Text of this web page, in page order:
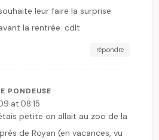
leur faire la surprise
la rentrée. cdlt
répondre
PONDEUSE
at 08:15
petite on allait au zoo de la
de Royan (en vacances, vu